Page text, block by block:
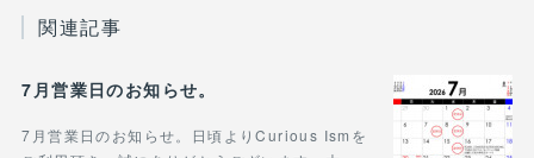
関連記事
7月営業日のお知らせ。
7月営業日のお知らせ。日頃よりCurious Ismを